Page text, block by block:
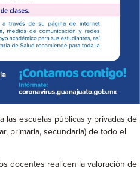
las escuelas públicas y privadas de
primaria, secundaria) de todo el
docentes realicen la valoración de